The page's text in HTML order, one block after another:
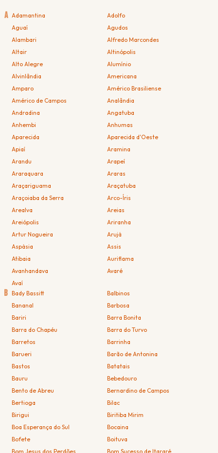
A Adamantina
Adolfo
Aguaí
Agudos
Alambari
Alfredo Marcondes
Altair
Altinópolis
Alto Alegre
Alumínio
Alvinlândia
Americana
Amparo
Américo Brasiliense
Américo de Campos
Analândia
Andradina
Angatuba
Anhembi
Anhumas
Aparecida
Aparecida d'Oeste
Apiaí
Aramina
Arandu
Arapeí
Araraquara
Araras
Araçariguama
Araçatuba
Araçoiaba da Serra
Arco-Íris
Arealva
Areias
Areiópolis
Ariranha
Artur Nogueira
Arujá
Aspásia
Assis
Atibaia
Auriflama
Avanhandava
Avaré
Avaí
B Bady Bassitt
Balbinos
Bananal
Barbosa
Bariri
Barra Bonita
Barra do Chapéu
Barra do Turvo
Barretos
Barrinha
Barueri
Barão de Antonina
Bastos
Batatais
Bauru
Bebedouro
Bento de Abreu
Bernardino de Campos
Bertioga
Bilac
Birigui
Biritiba Mirim
Boa Esperança do Sul
Bocaina
Bofete
Boituva
Bom Jesus dos Perdões
Bom Sucesso de Itararé